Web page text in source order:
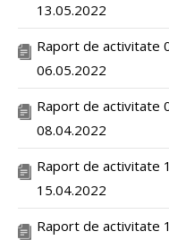
13.05.2022
Raport de activitate
06.05.2022
Raport de activitate
08.04.2022
Raport de activitate
15.04.2022
Raport de activitate